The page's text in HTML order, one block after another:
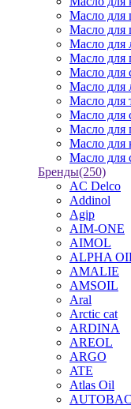
Масло для
Масло для
Масло для
Масло для
Масло для
Масло для
Масло для
Масло для
Масло для
Масло для
Масло для
Бренды(250)
AC Delco
Addinol
Agip
AIM-ONE
AIMOL
ALPHA
AMALIE
AMSOIL
Aral
Arctic cat
ARDINA
AREOL
ARGO
ATE
Atlas Oil